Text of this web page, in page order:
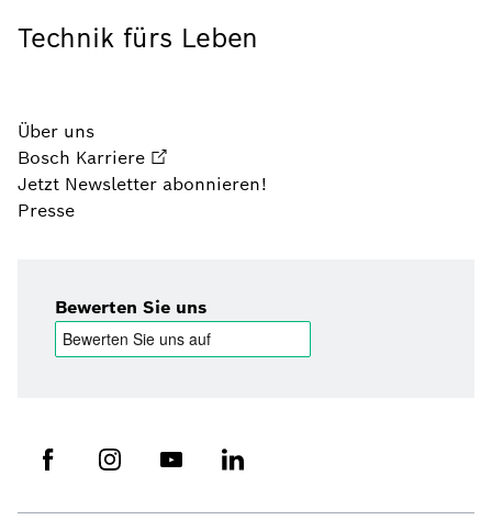
Technik fürs Leben
Über uns
Bosch Karriere
Jetzt Newsletter abonnieren!
Presse
Bewerten Sie uns